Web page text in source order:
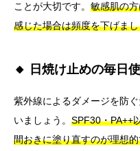
ことが大切です。 敏感肌の
感じた場合は頻度を下げま
🔸 日焼け止めの毎日
紫外線によるダメージを防
いましょう。 SPF30・PA++
間おきに塗り直すのが理想